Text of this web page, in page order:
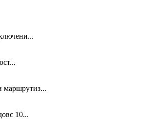
маршрутиз...
10...